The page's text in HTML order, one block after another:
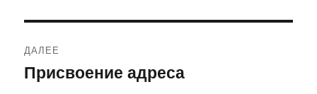
ДАЛЕЕ
Следующая
Присвоение адреса